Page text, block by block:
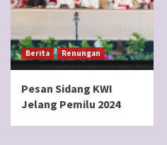
Berita Renungan
Pesan Sidang KWI
Jelang Pemilu 2024